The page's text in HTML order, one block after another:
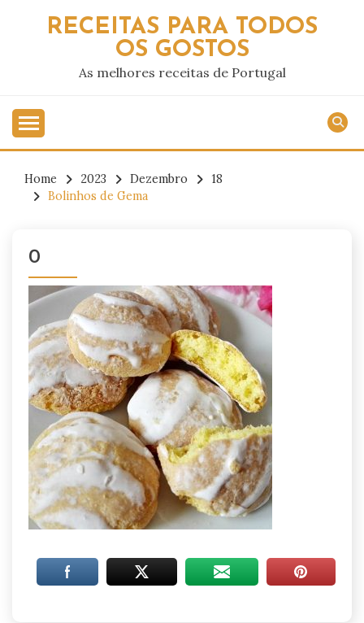
RECEITAS PARA TODOS
OS GOSTOS
As melhores receitas de Portugal
Home 2023 Dezembro
18
Bolinhos de Gema
0